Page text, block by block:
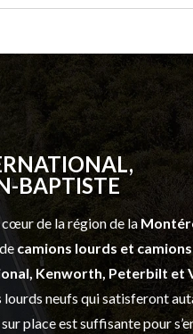
BAPTISTE
cœur de la région de la
camions lourds et camions
Kenworth, Peterbilt et
lourds neufsqui satisferont
place est suffisante pour